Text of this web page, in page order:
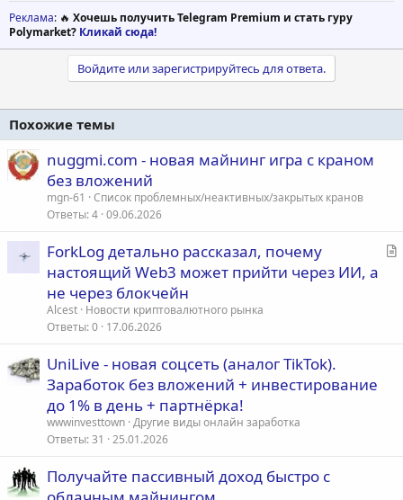
Реклама: 🔥 Хочешь получить Telegram Premium и стать гуру
Polymarket? Кликай сюда!
Войдите или зарегистрируйтесь для ответа.
Похожие темы
nuggmi.com - новая майнинг игра с краном
без вложений
mgn-61
Список проблемных/неактивных/закрытых кранов
Ответы 4 09.06.2026
С
ForkLog детально рассказал, почему
настоящий Web3 может прийти через ИИ, а
не через блокчейн
Alcest Новости криптовалютного рынка
Ответы 0 17.06.2026
UniLive - новая соцсеть (аналог TikTok).
Заработок без вложений + инвестирование
до 1% в день + партнёрка!
wwwinvesttown Другие виды онлайн заработка
Ответы 31 25.01.2026
Получайте пассивный доход быстро с